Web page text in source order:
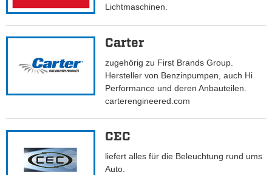
Lichtmaschinen.
Carter
zugehörig zu First Brands Group.
Hersteller von Benzinpumpen, auch Hi
Performance und deren Anbauteilen.
carterengineered.com
CEC
liefert alles für die Beleuchtung rund ums
Auto.